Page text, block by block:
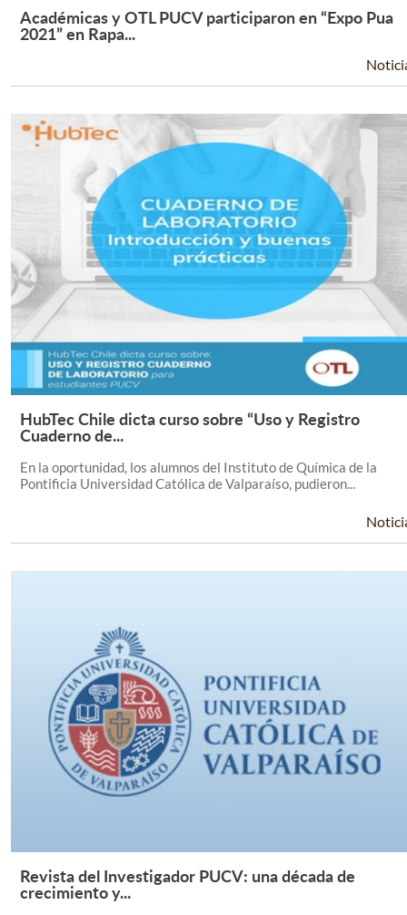
Leer Más +
Académicas y OTL PUCV participaron en “Expo Pua
2021” en Rapa...
Leer Más +
HubTec Chile dicta curso sobre “Uso y Registro
Cuaderno de...
En la oportunidad, los alumnos del Instituto de Química de la
Pontificia Universidad Católica de Valparaíso, pudieron...
Leer Más +
Revista del Investigador PUCV: una década de
crecimiento y...